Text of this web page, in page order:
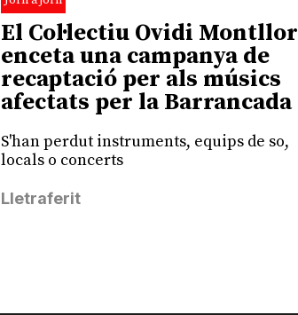
El Col·lectiu Ovidi Montllor
enceta una campanya de
recaptació per als músics
afectats per la Barrancada
S'han perdut instruments, equips de so,
locals o concerts
Lletraferit